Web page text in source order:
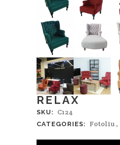
RELAX
SKU: C124
CATEGORIES: Fotoliu ,